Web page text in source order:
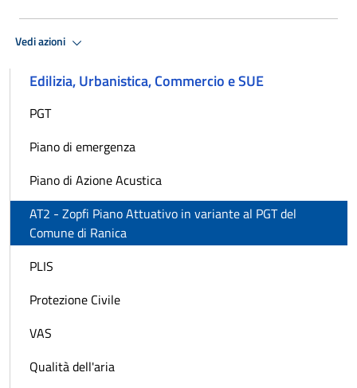
Vedi azioni
Edilizia, Urbanistica, Commercio e SUE
PGT
Piano di emergenza
Piano di Azione Acustica
AT2 - Zopfi Piano Attuativo in variante al PGT del
Comune di Ranica
PLIS
Protezione Civile
VAS
Qualità dell'aria